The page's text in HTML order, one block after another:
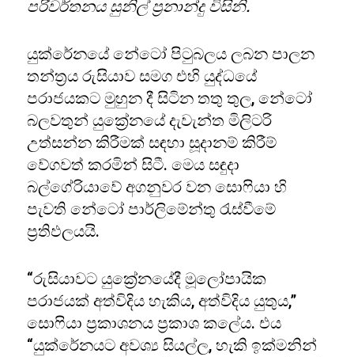
පරිවර්තනය සුනිල් ප්‍රනාන්දු විසිනි.
යුක්රේනයේ නේටෝ පිටුබලය ලබන පාලන
තන්ත්‍රය රුසියාව සමග එහි යුද්ධයේ
පරාජයකට මුහුන දී සිටින තතු තුල, නේටෝ
බලවතුන් යුක්‍රේනයේ දැවැන්ත මිලිටරි
උත්සන්න කිරීමක් සඳහා සූදානම් කිරීම්
වේගවත් කරමින් සිටී. මෙය සඳුදා
බල්ගේරියාවේ අගනුවර වන සොෆියා හි
පැවති නේටෝ පාර්ලිමේන්තු රැස්වීමේ
ප්‍රතිඵලයයි.
“රුසියාවට යුක්‍රේනයේදී මූලෝපායික
පරාජයක් අත්විදිය හැකිය, අත්විදිය යුතුය,”
සොෆියා ප්‍රකාශනය ප්‍රකාශ කලේය. එය
“යුක්රේනයට අවශ්‍ය සියල්ල, හැකි ඉක්මනින්